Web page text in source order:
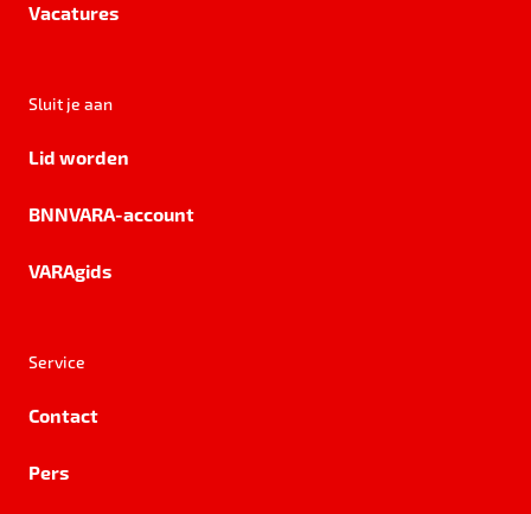
Vacatures
Sluit je aan
Lid worden
BNNVARA-account
VARAgids
Service
Contact
Pers